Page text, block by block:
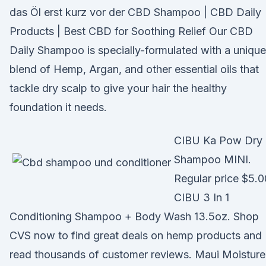
das Öl erst kurz vor der CBD Shampoo | CBD Daily
Products | Best CBD for Soothing Relief Our CBD
Daily Shampoo is specially-formulated with a unique
blend of Hemp, Argan, and other essential oils that
tackle dry scalp to give your hair the healthy
foundation it needs.
CIBU Ka Pow Dry
Shampoo MINI.
Regular price
CIBU 3 In 1
Conditioning Shampoo + Body Wash 13.5oz. Shop
CVS now to find great deals on hemp products and
read thousands of customer reviews. Maui Moisture